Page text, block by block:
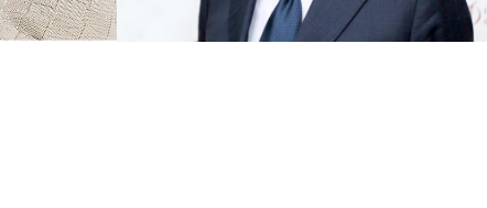
Смотреть проект